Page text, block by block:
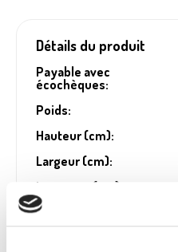
Détails du produit
Payable avec
écochèques:
Poids:
Hauteur (cm):
Largeur (cm):
Longueur (cm):
Diamètre (cm):